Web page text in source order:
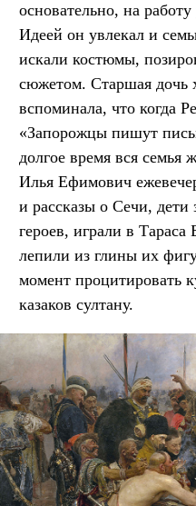
основательно, на
Идеей он увлекал и
искали костюмы,
сюжетом. Старшая дочь
вспоминала, что когда
«Запорожцы пишут
долгое время вся семья
Илья Ефимович
и рассказы о Сечи, дети
героев, играли в
лепили из глины их
момент процитировать
казаков султану.